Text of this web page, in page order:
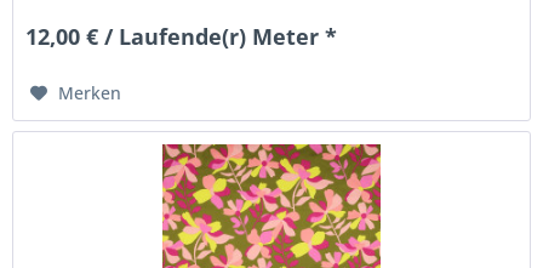
12,00 € / Laufende(r) Meter *
Merken